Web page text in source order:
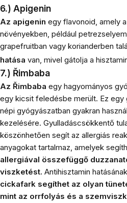
6.) Apigenin
Az apigenin egy flavonoid, amely
növényekben, például
grapefruitban vagy korianderben
hatása van, mivel gátolja a
7.) Řimbaba
Az Řimbaba egy hagyományos
egy kicsit feledésbe merült. Ez egy
népi gyógyászatban gyakran
kezelésére. Gyulladáscsökkentő
köszönhetően segít az allergiás
anyagokat tartalmaz, amelyek
allergiával összefüggő
viszketést. Antihisztamin
cickafark segíthet az olyan
mint az orrfolyás és a